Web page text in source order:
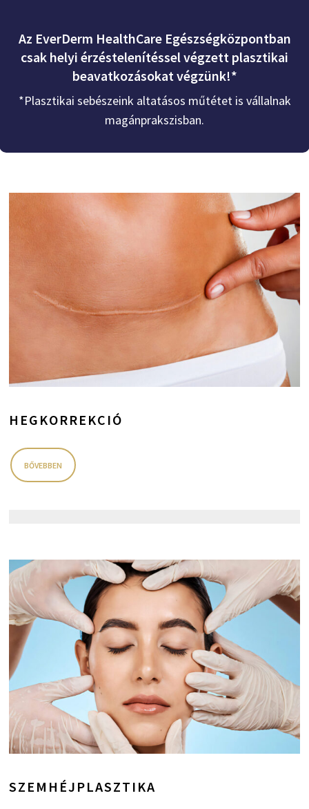
Az EverDerm HealthCare Egészségközpontban
csak helyi érzéstelenítéssel végzett plasztikai
beavatkozásokat végzünk!*
*Plasztikai sebészeink altatásos műtétet is vállalnak
magánprakszisban.
HEGKORREKCIÓ
BŐVEBBEN
SZEMHÉJPLASZTIKA